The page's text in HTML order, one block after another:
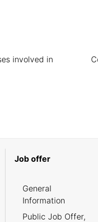
involved in
Job offer
General
Information
Public Job Offer,